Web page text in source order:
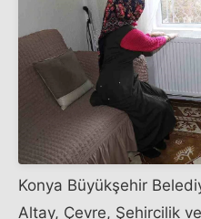
Konya Büyükşehir
Altay, Çevre, Şehircilik